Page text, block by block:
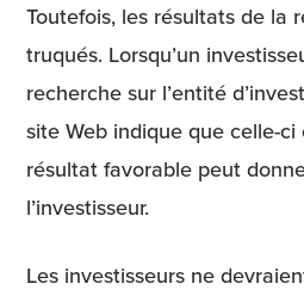
Toutefois, les résultats de la
truqués. Lorsqu’un
recherche sur l’entité
site Web indique que celle-
résultat favorable peut
l’investisseur.
Les investisseurs ne